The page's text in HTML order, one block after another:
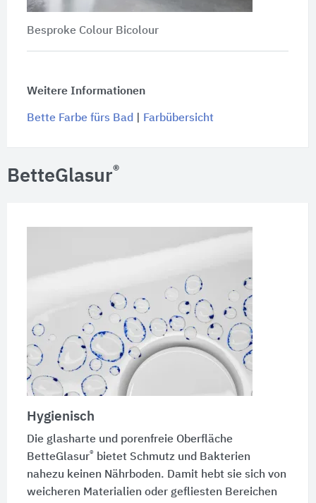
Besproke Colour Bicolour
Weitere Informationen
Bette Farbe fürs Bad| Farbübersicht
BetteGlasur®
Hygienisch
Die glasharte und porenfreie Oberfläche
BetteGlasur® bietet Schmutz und Bakterien
nahezu keinen Nährboden. Damit hebt sie sich von
weicheren Materialien oder gefliesten Bereichen